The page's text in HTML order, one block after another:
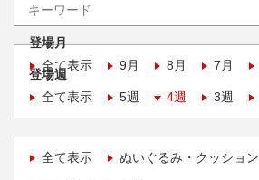
登場月
全て表示
9月 8月 7月
登場週
全て表示
5週 4週 3週
全て表示 ぬいぐるみ・クッション